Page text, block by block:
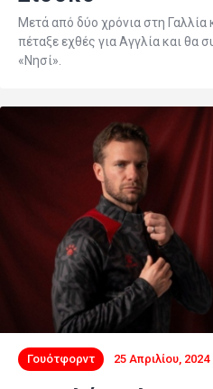
Μετά από δύο χρόνια στη
πέταξε εχθές για Αγγλία και θα
«Νησί».
Γουότφορντ 25 Απριλίου, 2024